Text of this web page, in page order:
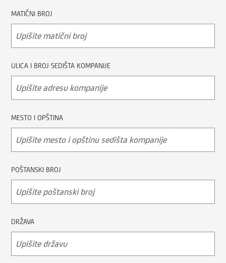
MATIČNI BROJ
ULICA I BROJ SEDIŠTA KOMPANIJE
MESTO I OPŠTINA
POŠTANSKI BROJ
DRŽAVA